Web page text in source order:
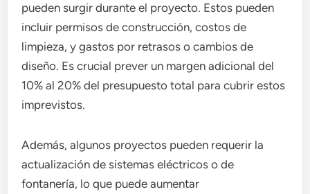
pueden surgir durante el proyecto. Estos pueden
incluir permisos de construcción, costos de
limpieza, y gastos por retrasos o cambios de
diseño. Es crucial prever un margen adicional del
10% al 20% del presupuesto total para cubrir estos
imprevistos.
Además, algunos proyectos pueden requerir la
actualización de sistemas eléctricos o de
fontanería, lo que puede aumentar